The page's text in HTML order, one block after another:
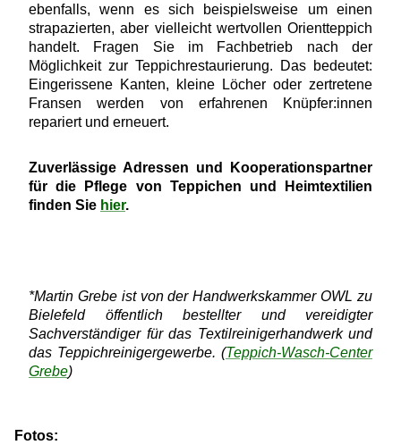
ebenfalls, wenn es sich beispielsweise um einen
strapazierten, aber vielleicht wertvollen Orientteppich
handelt. Fragen Sie im Fachbetrieb nach der
Möglichkeit zur Teppichrestaurierung. Das bedeutet:
Eingerissene Kanten, kleine Löcher oder zertretene
Fransen werden von erfahrenen Knüpfer:innen
repariert und erneuert.
Zuverlässige Adressen und Kooperationspartner
für die Pflege von Teppichen und Heimtextilien
finden Sie hier.
*Martin Grebe ist von der Handwerkskammer OWL zu
Bielefeld öffentlich bestellter und vereidigter
Sachverständiger für das Textilreinigerhandwerk und
das Teppichreinigergewerbe. (Teppich-Wasch-Center
Grebe)
Fotos: